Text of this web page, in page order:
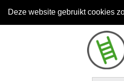
Deze website gebruikt cookies